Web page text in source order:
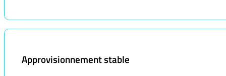
Approvisionnement stable